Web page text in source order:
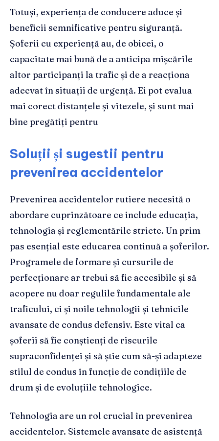
Totuși, experiența de conducere aduce și
beneficii semnificative pentru siguranță.
Șoferii cu experiență au, de obicei, o
capacitate mai bună de a anticipa mișcările
altor participanți la trafic și de a reacționa
adecvat în situații de urgență. Ei pot evalua
mai corect distanțele și vitezele, și sunt mai
bine pregătiți pentru
Soluții și sugestii pentru
prevenirea accidentelor
Prevenirea accidentelor rutiere necesită o
abordare cuprinzătoare ce include educația,
tehnologia și reglementările stricte. Un prim
pas esențial este educarea continuă a șoferilor.
Programele de formare și cursurile de
perfecționare ar trebui să fie accesibile și să
acopere nu doar regulile fundamentale ale
traficului, ci și noile tehnologii și tehnicile
avansate de condus defensiv. Este vital ca
șoferii să fie conștienți de riscurile
supraconfidenței și să știe cum să-și adapteze
stilul de condus în funcție de condițiile de
drum și de evoluțiile tehnologice.
Tehnologia are un rol crucial în prevenirea
accidentelor. Sistemele avansate de asistență